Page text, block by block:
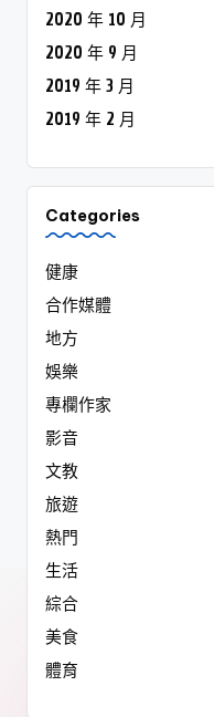
2020 年 10 月
2020 年 9 月
2019 年 3 月
2019 年 2 月
Categories
健康
合作媒體
地方
娛樂
專欄作家
影音
文教
旅遊
熱門
生活
綜合
美食
體育